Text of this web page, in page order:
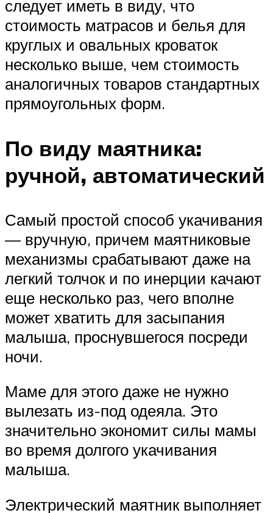
следует иметь в виду, что
стоимость матрасов и белья для
круглых и овальных кроваток
несколько выше, чем стоимость
аналогичных товаров стандартных
прямоугольных форм.
По виду маятника:
ручной, автоматический
Самый простой способ укачивания
— вручную, причем маятниковые
механизмы срабатывают даже на
легкий толчок и по инерции качают
еще несколько раз, чего вполне
может хватить для засыпания
малыша, проснувшегося посреди
ночи.
Маме для этого даже не нужно
вылезать из-под одеяла. Это
значительно экономит силы мамы
во время долгого укачивания
малыша.
Электрический маятник выполняет